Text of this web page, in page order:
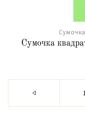
Сумочка